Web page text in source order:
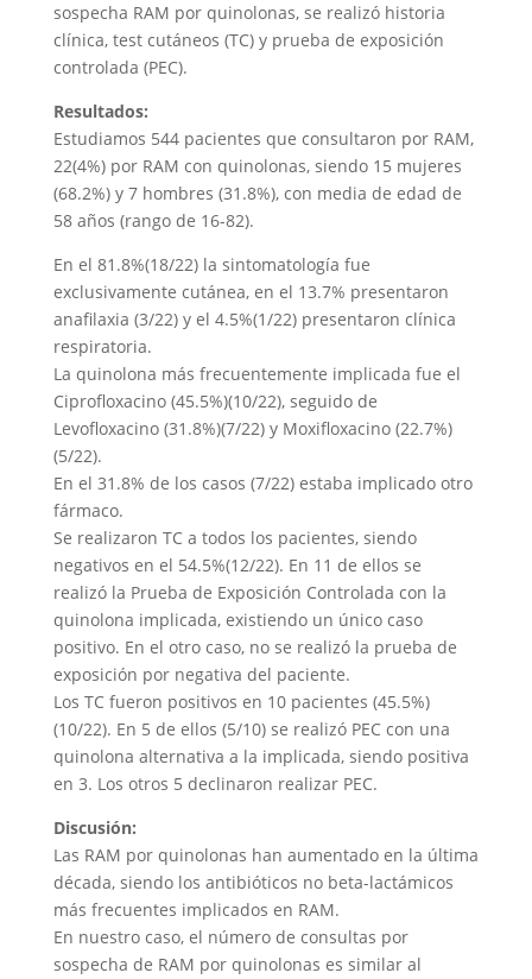
sospecha RAM por quinolonas, se realizó historia
clínica, test cutáneos (TC) y prueba de exposición
controlada (PEC).
Resultados:
Estudiamos 544 pacientes que consultaron por RAM,
22(4%) por RAM con quinolonas, siendo 15 mujeres
(68.2%) y 7 hombres (31.8%), con media de edad de
58 años (rango de 16-82).
En el 81.8%(18/22) la sintomatología fue
exclusivamente cutánea, en el 13.7% presentaron
anafilaxia (3/22) y el 4.5%(1/22) presentaron clínica
respiratoria.
La quinolona más frecuentemente implicada fue el
Ciprofloxacino (45.5%)(10/22), seguido de
Levofloxacino (31.8%)(7/22) y Moxifloxacino (22.7%)
(5/22).
En el 31.8% de los casos (7/22) estaba implicado otro
fármaco.
Se realizaron TC a todos los pacientes, siendo
negativos en el 54.5%(12/22). En 11 de ellos se
realizó la Prueba de Exposición Controlada con la
quinolona implicada, existiendo un único caso
positivo. En el otro caso, no se realizó la prueba de
exposición por negativa del paciente.
Los TC fueron positivos en 10 pacientes (45.5%)
(10/22). En 5 de ellos (5/10) se realizó PEC con una
quinolona alternativa a la implicada, siendo positiva
en 3. Los otros 5 declinaron realizar PEC.
Discusión:
Las RAM por quinolonas han aumentado en la última
década, siendo los antibióticos no beta-lactámicos
más frecuentes implicados en RAM.
En nuestro caso, el número de consultas por
sospecha de RAM por quinolonas es similar al